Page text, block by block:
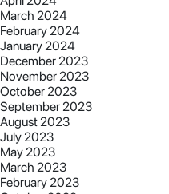
March 2024
February 2024
January 2024
December 2023
November 2023
October 2023
September 2023
August 2023
July 2023
May 2023
March 2023
February 2023